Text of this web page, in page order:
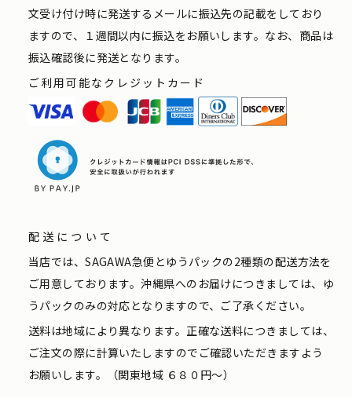
文受け付け時に発送するメールに振込先の記載をしており
ますので、１週間以内に振込をお願いします。なお、商品は
振込確認後に発送となります。
ご利用可能なクレジットカード
配送について
当店では、SAGAWA急便とゆうパックの2種類の配送方法を
ご用意しております。沖縄県へのお届けにつきましては、ゆ
うパックのみの対応となりますので、ご了承ください。
送料は地域により異なります。正確な送料につきましては、
ご注文の際に計算いたしますのでご確認いただきますよう
お願いします。（関東地域 ６８０円〜）